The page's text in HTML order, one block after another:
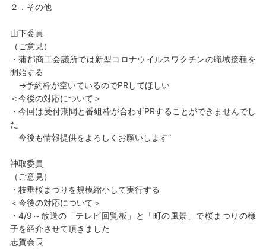
２．その他
山下委員
（ご意見）
・蒲郡商工会議所では新型コロナウイルスワクチンの職域接種を
開始する
→予約枠が空いているのでPRしてほしい
＜今後の対応について＞
・今回は受付期間と番組枠が合わずPRすることができませんでし
た
今後も情報提供をよろしくお願いします”
神取委員
（ご意見）
・枝垂桜まつりを規模縮小して実行する
＜今後の対応について＞
・4/9～放送の「テレビ回覧板」と「町の風景」で桜まつりの様
子を紹介させて頂きました
志賀会長